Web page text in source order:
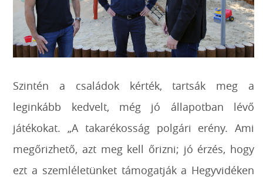
Szintén a családok kérték, tartsák meg a
leginkább kedvelt, még jó állapotban lévő
játékokat. „A takarékosság polgári erény. Ami
megőrizhető, azt meg kell őrizni; jó érzés, hogy
ezt a szemléletünket támogatják a Hegyvidéken